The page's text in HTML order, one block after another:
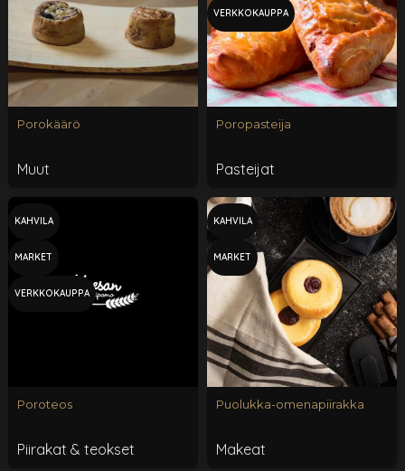
Porokäärö
Muut
VERKKOKAUPPA
Poropasteija
Pasteijat
KAHVILA
MARKET
VERKKOKAUPPA
Poroteos
Piirakat & teokset
KAHVILA
MARKET
Puolukka-omenapiirakka
Makeat